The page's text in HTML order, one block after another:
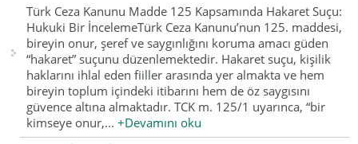
Türk Ceza Kanunu Madde 125 Kapsamında Hakaret Suçu:
Hukuki Bir İncelemeTürk Ceza Kanunu’nun 125. maddesi,
bireyin onur, şeref ve saygınlığını koruma amacı güden
“hakaret” suçunu düzenlemektedir. Hakaret suçu, kişilik
haklarını ihlal eden fiiller arasında yer almakta ve hem
bireyin toplum içindeki itibarını hem de öz saygısını
güvence altına almaktadır. TCK m. 125/1 uyarınca, “bir
kimseye onur,...+Devamını oku